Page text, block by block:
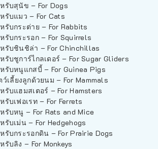
รับสุนัข – For Dogs
รับแมว – For Cats
รับกระต่าย – For Rabbits
รับกระรอก – For Squirrels
รับชินชิล่า – For Chinchillas
รับชูการ์ไกลเดอร์ – For Sugar Gliders
รับหนูแกสบี้ – For Guinea Pigs
เลี้ยงลูกด้วยนม – For Mammals
รับแฮมสเตอร์ – For Hamsters
รับเฟอเรท – For Ferrets
รับหนู – For Rats and Mice
รับเม่น – For Hedgehogs
รับกระรอกดิน – For Prairie Dogs
รับลิง – For Monkeys